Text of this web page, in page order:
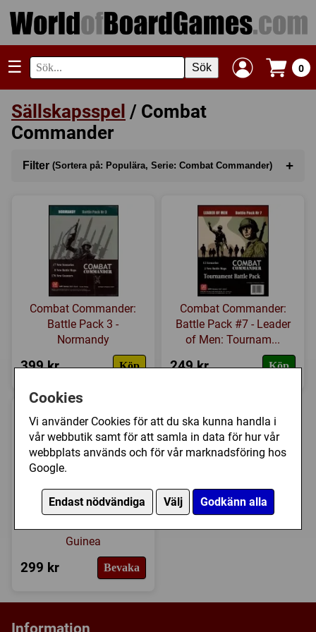
Cookies
Vi använder Cookies för att du ska kunna handla i
vår webbutik samt för att samla in data för hur vår
webbplats används och för vår marknadsföring hos
Google.
Endast nödvändiga Välj Godkänn alla
☰ Sök 0
Sällskapsspel / Combat
Commander
Filter (Sortera på: Populära, Serie: Combat Commander) +
Kategori
Serie(Combat Commander)
Tillverkare
Regler
Combat Commander:
Battle Pack 3 -
Normandy
399 kr Köp
Combat Commander:
Battle Pack #7 - Leader
of Men: Tournam...
249 kr Köp
Combat Commander:
Battle Pack 4 - New
Guinea
299 kr Bevaka